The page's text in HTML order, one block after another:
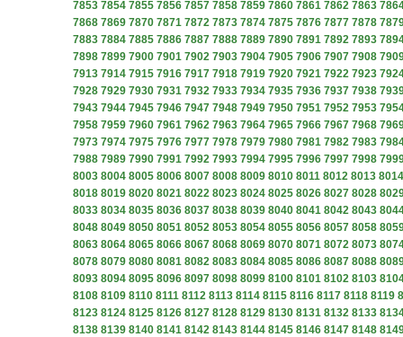
7853 7854 7855 7856 7857 7858 7859 7860 7861 7862 7863
7868 7869 7870 7871 7872 7873 7874 7875 7876 7877 7878
7883 7884 7885 7886 7887 7888 7889 7890 7891 7892 7893
7898 7899 7900 7901 7902 7903 7904 7905 7906 7907 7908
7913 7914 7915 7916 7917 7918 7919 7920 7921 7922 7923
7928 7929 7930 7931 7932 7933 7934 7935 7936 7937 7938
7943 7944 7945 7946 7947 7948 7949 7950 7951 7952 7953
7958 7959 7960 7961 7962 7963 7964 7965 7966 7967 7968
7973 7974 7975 7976 7977 7978 7979 7980 7981 7982 7983
7988 7989 7990 7991 7992 7993 7994 7995 7996 7997 7998
8003 8004 8005 8006 8007 8008 8009 8010 8011 8012 8013 8014
8018 8019 8020 8021 8022 8023 8024 8025 8026 8027 8028
8033 8034 8035 8036 8037 8038 8039 8040 8041 8042 8043
8048 8049 8050 8051 8052 8053 8054 8055 8056 8057 8058
8063 8064 8065 8066 8067 8068 8069 8070 8071 8072 8073
8078 8079 8080 8081 8082 8083 8084 8085 8086 8087 8088
8093 8094 8095 8096 8097 8098 8099 8100 8101 8102 8103
8108 8109 8110 8111 8112 8113 8114 8115 8116 8117 8118 8119
8123 8124 8125 8126 8127 8128 8129 8130 8131 8132 8133
8138 8139 8140 8141 8142 8143 8144 8145 8146 8147 8148